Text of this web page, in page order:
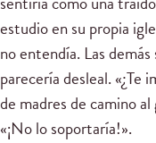
estudio en su propia
no entendía. Las
parecería desleal. «¿Te
de madres de camino
«¡No lo soportaría!».